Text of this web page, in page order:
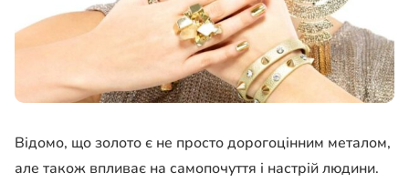
Відомо, що золото є не просто дорогоцінним металом,
але також впливає на самопочуття і настрій людини.